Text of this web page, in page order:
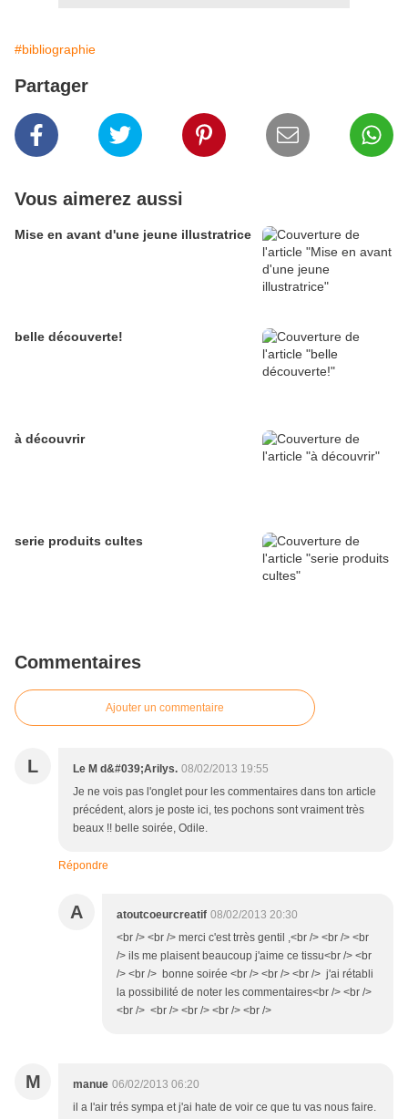
#bibliographie
Partager
Vous aimerez aussi
Mise en avant d'une jeune illustratrice
belle découverte!
à découvrir
serie produits cultes
Commentaires
Ajouter un commentaire
L Le M d&#039;Arilys. 08/02/2013 19:55
Je ne vois pas l'onglet pour les commentaires dans ton article
précédent, alors je poste ici, tes pochons sont vraiment très
beaux !! belle soirée, Odile.
Répondre
A atoutcoeurcreatif 08/02/2013 20:30
<br /> <br /> merci c'est trrès gentil ,<br /> <br /> <br
/> ils me plaisent beaucoup j'aime ce tissu<br /> <br
/> <br /> bonne soirée <br /> <br /> <br /> j'ai rétabli
la possibilité de noter les commentaires<br /> <br />
<br /> <br /> <br /> <br /> <br />
M manue 06/02/2013 06:20
il a l'air trés sympa et j'ai hate de voir ce que tu vas nous faire.